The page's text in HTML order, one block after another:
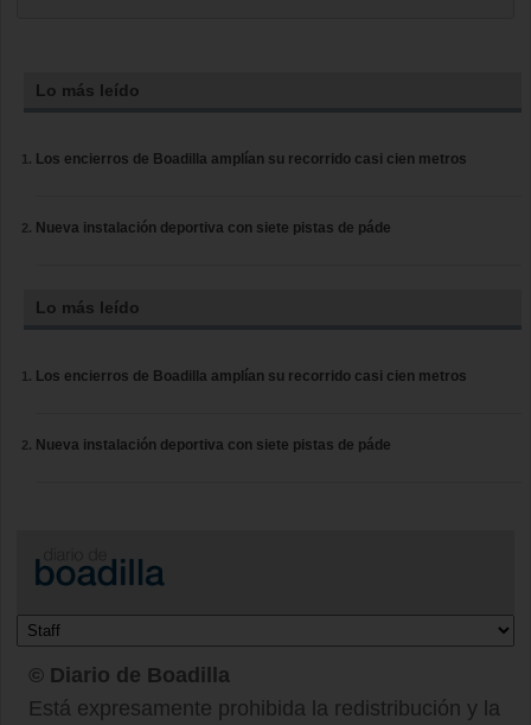
Lo más leído
Los encierros de Boadilla amplían su recorrido casi cien metros
Nueva instalación deportiva con siete pistas de páde
Lo más leído
Los encierros de Boadilla amplían su recorrido casi cien metros
Nueva instalación deportiva con siete pistas de páde
© Diario de Boadilla
Está expresamente prohibida la redistribución y la